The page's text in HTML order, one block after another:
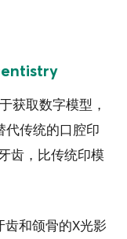
获取数字模型，
传统的口腔印
齿，比传统印模
和颌骨的X光影